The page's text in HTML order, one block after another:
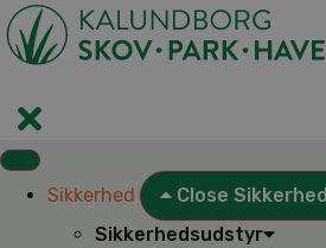
Videre
til
indhold
Sikkerhed Close Sikkerhed
Sikkerhedsudstyr